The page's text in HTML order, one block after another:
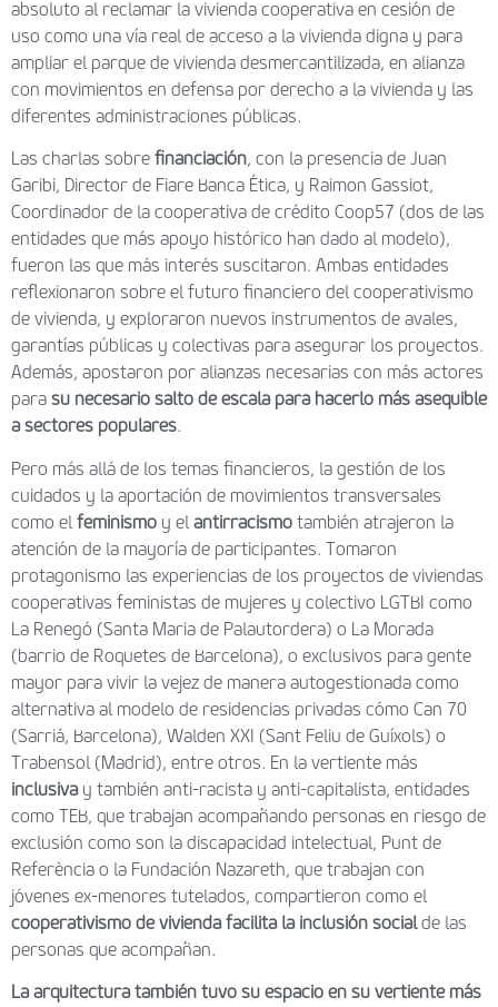
absoluto al reclamar la vivienda cooperativa en cesión de
uso como una vía real de acceso a la vivienda digna y para
ampliar el parque de vivienda desmercantilizada, en alianza
con movimientos en defensa por derecho a la vivienda y las
diferentes administraciones públicas.
Las charlas sobre financiación, con la presencia de Juan
Garibi, Director de Fiare Banca Ética, y Raimon Gassiot,
Coordinador de la cooperativa de crédito Coop57 (dos de las
entidades que más apoyo histórico han dado al modelo),
fueron las que más interés suscitaron. Ambas entidades
reflexionaron sobre el futuro financiero del cooperativismo
de vivienda, y exploraron nuevos instrumentos de avales,
garantías públicas y colectivas para asegurar los proyectos.
Además, apostaron por alianzas necesarias con más actores
para su necesario salto de escala para hacerlo más asequible
a sectores populares.
Pero más allá de los temas financieros, la gestión de los
cuidados y la aportación de movimientos transversales
como el feminismo y el antirracismo también atrajeron la
atención de la mayoría de participantes. Tomaron
protagonismo las experiencias de los proyectos de viviendas
cooperativas feministas de mujeres y colectivo LGTBI como
La Renegó (Santa Maria de Palautordera) o La Morada
(barrio de Roquetes de Barcelona), o exclusivos para gente
mayor para vivir la vejez de manera autogestionada como
alternativa al modelo de residencias privadas cómo Can 70
(Sarriá, Barcelona), Walden XXI (Sant Feliu de Guíxols) o
Trabensol (Madrid), entre otros. En la vertiente más
inclusivay también anti-racista y anti-capitalista, entidades
como TEB, que trabajan acompañando personas en riesgo de
exclusión como son la discapacidad intelectual, Punt de
Referència o la Fundación Nazareth, que trabajan con
jóvenes ex-menores tutelados, compartieron como el
cooperativismo de vivienda facilita la inclusión socialde las
personas que acompañan.
La arquitectura también tuvo su espacio en su vertiente más